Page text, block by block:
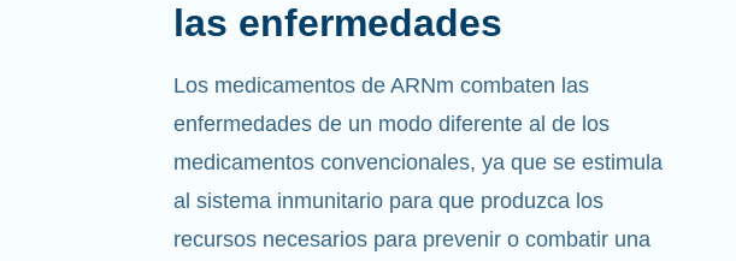
las enfermedades
Los medicamentos de ARNm combaten las
enfermedades de un modo diferente al de los
medicamentos convencionales, ya que se estimula
al sistema inmunitario para que produzca los
recursos necesarios para prevenir o combatir una